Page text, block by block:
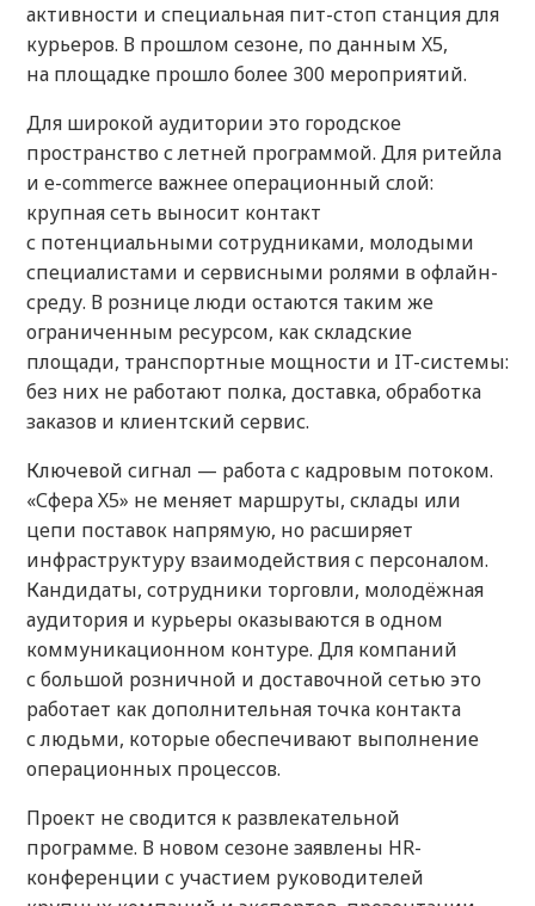
активности и специальная пит-стоп станция для
курьеров. В прошлом сезоне, по данным X5,
на площадке прошло более 300 мероприятий.
Для широкой аудитории это городское
пространство с летней программой. Для ритейла
и e-commerce важнее операционный слой:
крупная сеть выносит контакт
с потенциальными сотрудниками, молодыми
специалистами и сервисными ролями в офлайн-
среду. В рознице люди остаются таким же
ограниченным ресурсом, как складские
площади, транспортные мощности и IT-системы:
без них не работают полка, доставка, обработка
заказов и клиентский сервис.
Ключевой сигнал — работа с кадровым потоком.
«Сфера Х5» не меняет маршруты, склады или
цепи поставок напрямую, но расширяет
инфраструктуру взаимодействия с персоналом.
Кандидаты, сотрудники торговли, молодёжная
аудитория и курьеры оказываются в одном
коммуникационном контуре. Для компаний
с большой розничной и доставочной сетью это
работает как дополнительная точка контакта
с людьми, которые обеспечивают выполнение
операционных процессов.
Проект не сводится к развлекательной
программе. В новом сезоне заявлены HR-
конференции с участием руководителей